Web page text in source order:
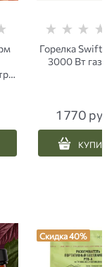
Горелка Swift
3000 Вт
1 770
Скидка 40%